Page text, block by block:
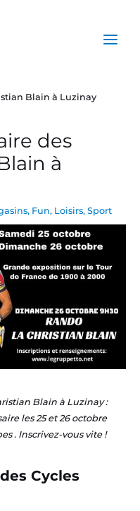
Menu
Blain à Luzinay
des
à
, Fun, Loisirs, Sport
Blain à Luzinay :
les 25 et 26 octobre
. Inscrivez-vous vite !
Cycles